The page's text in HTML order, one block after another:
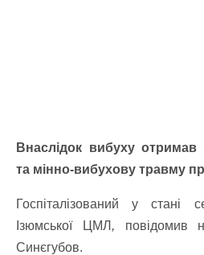
Внаслідок вибуху отримав
та мінно-вибухову травму
Госпіталізований у стані
Ізюмської ЦМЛ , повідомив
Синєгубов.